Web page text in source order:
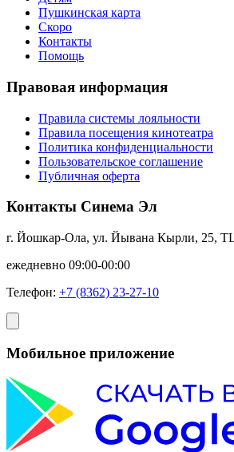
Пушкинская карта
Скоро
Контакты
Помощь
Правовая информация
Правила системы лояльности
Правила посещения кинотеатра
Политика конфиденциальности
Пользовательское соглашение
Публичная оферта
Контакты Синема Эл
г. Йошкар-Ола, ул. Йывана Кырли, 25,
ежедневно 09:00-00:00
Телефон: +7 (8362) 23-27-10
Мобильное приложение